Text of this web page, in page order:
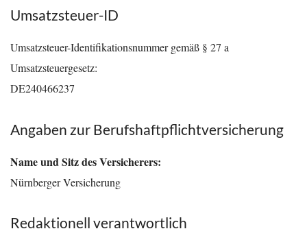
Umsatzsteuer-ID
Umsatzsteuer-Identifikationsnummer gemäß § 27 a
Umsatzsteuergesetz:
DE240466237
Angaben zur Berufs­haftpflicht­versicherung
Name und Sitz des Versicherers:
Nürnberger Versicherung
Redaktionell verantwortlich